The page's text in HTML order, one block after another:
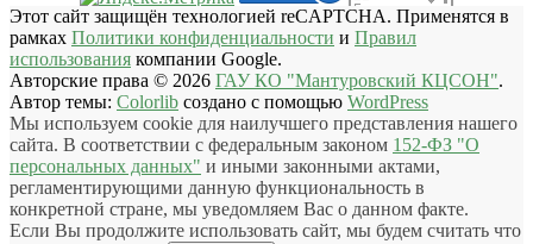
Этот сайт защищён технологией reCAPTCHA. Применятся в
рамках Политики конфиденциальности и Правил
использования компании Google.
Авторские права © 2026 ГАУ КО "Мантуровский КЦСОН".
Автор темы: Colorlib создано с помощью WordPress
Мы используем cookie для наилучшего представления нашего
сайта. В соответствии с федеральным законом 152-ФЗ "О
персональных данных" и иными законными актами,
регламентирующими данную функциональность в
конкретной стране, мы уведомляем Вас о данном факте.
Если Вы продолжите использовать сайт, мы будем считать что